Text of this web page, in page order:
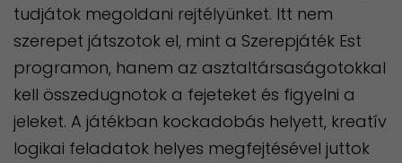
tudjátok megoldani rejtélyünket. Itt nem
szerepet játszotok el, mint a Szerepjáték Est
programon, hanem az asztaltársaságotokkal
kell összedugnotok a fejeteket és figyelni a
jeleket. A játékban kockadobás helyett, kreatív
logikai feladatok helyes megfejtésével juttok